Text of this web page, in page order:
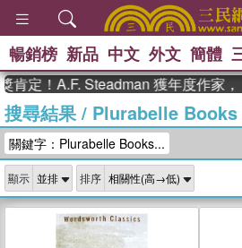
熱搜： 東野
父親節 、
念華 、 台
孩：黎曼猜想
暢銷榜 新品 中文 外文 簡體
定！A.F. Steadman 獲年度作家
搜尋結果/ Plurabelle Books
關鍵字：Plurabelle Books...
顯示 排序